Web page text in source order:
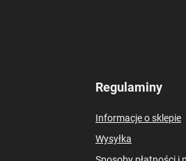
Regulaminy
Informacje o sklepie
Wysyłka